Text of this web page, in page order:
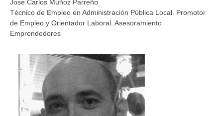
Jose Carlos Muñoz Parreño
Técnico de Empleo en Administración Pública Local. Promotor
de Empleo y Orientador Laboral. Asesoramiento
Emprendedores